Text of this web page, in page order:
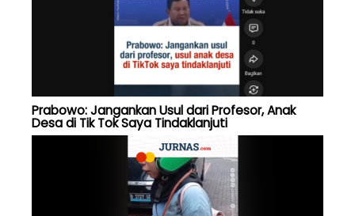
Prabowo: Jangankan Usul dari Profesor, Anak
Desa di Tik Tok Saya Tindaklanjuti